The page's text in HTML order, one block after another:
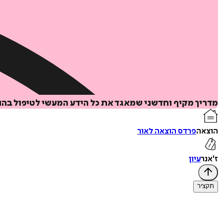
מדריך מקיף וחדשני שמאגד את כל הידע המעשי לטיפול
הוצאהפרדס הוצאה לאור
ז'אנרעיון
תקציר